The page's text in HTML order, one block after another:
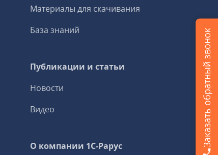
Материалы для скачивания
База знаний
Публикации и статьи
Новости
Видео
О компании 1C-Рарус
Заказать обратный звонок